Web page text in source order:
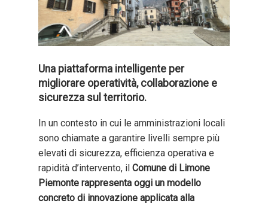
Una piattaforma intelligente per
migliorare operatività, collaborazione e
sicurezza sul territorio.
In un contesto in cui le amministrazioni locali
sono chiamate a garantire livelli sempre più
elevati di sicurezza, efficienza operativa e
rapidità d’intervento, il Comune di Limone
Piemonte rappresenta oggi un modello
concreto di innovazione applicata alla